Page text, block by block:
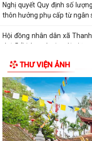
Nghị quyết Quy định số
thôn hưởng phụ cấp từ ngân
Hội đồng nhân dân xã
thứ 5 (kỳ họp thường lệ giữa
Nghị quyết Quy định nội
tác xây dựng văn bản quy
Thông báo về việc thay đổi
Đảng ủy tháng 7 năm 2026
Thông báo về việc mời ký
nhiệm vụ của công chức
THƯ VIỆN ẢNH